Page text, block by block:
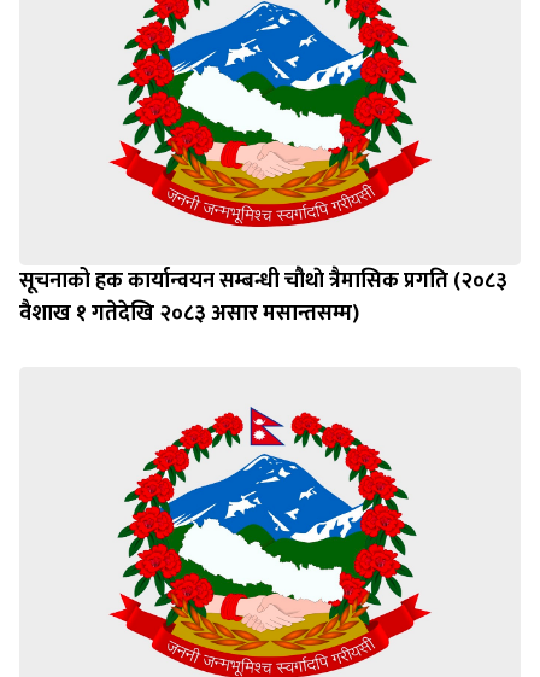
सूचनाको हक कार्यान्वयन सम्बन्धी चौथाे त्रैमासिक प्रगति (२०८३
वैशाख १ गतेदेखि २०८३ असार मसान्तसम्म)